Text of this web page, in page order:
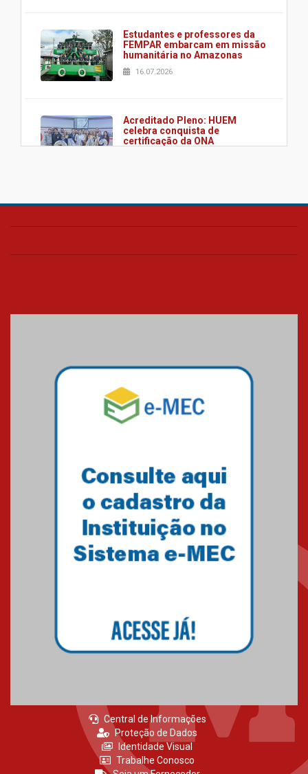
Estudantes e professores da
FEMPAR embarcam em missão
humanitária no Amazonas
16.07.2026
Acreditado Pleno: HUEM
celebra conquista de
certificação da ONA
HUEM é o primeiro hospital do
UTI's inteligentes
referência mundial em
Pós-Asco: evento do HUEM
debate novidades sobre
estudos e tratamentos contra
o câncer
MackPesquisa 2026 prorroga
inscrições até 14 de agosto
15.06.2026
Central de Informações
Proteção de Dados
Identidade Visual
Trabalhe Conosco